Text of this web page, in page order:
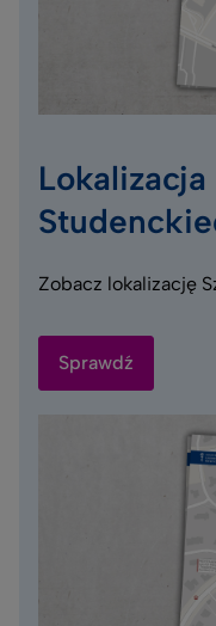
Zobacz lokalizację
Sprawdź